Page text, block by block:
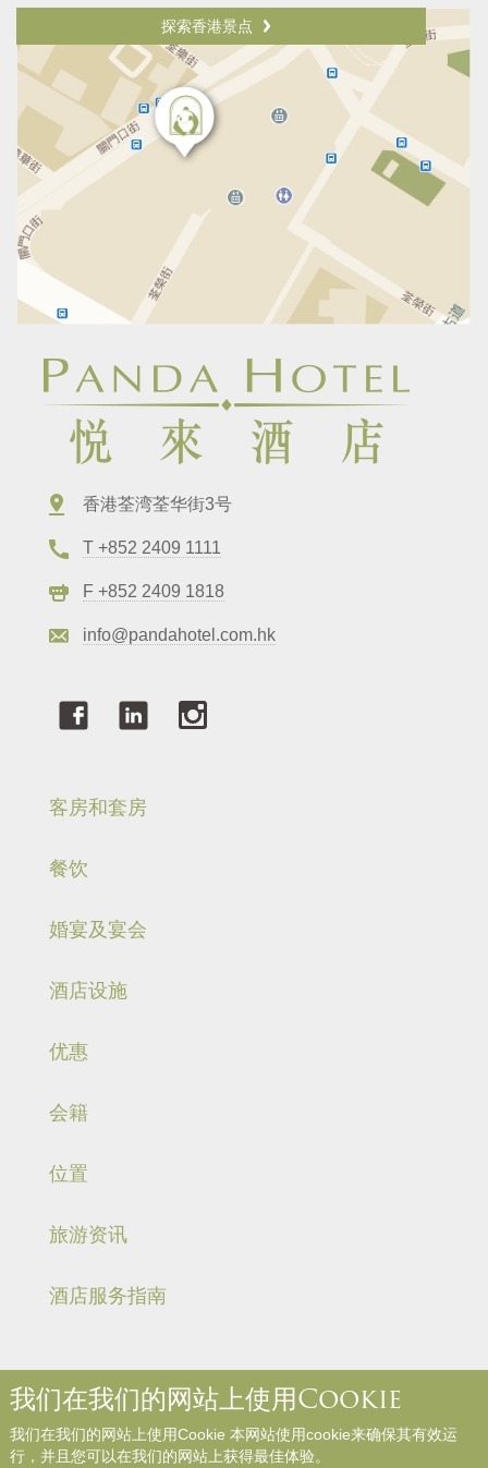
探索香港景点
香港荃湾荃华街3号
T +852 2409 1111
F +852 2409 1818
info@pandahotel.com.hk
客房和套房
餐饮
婚宴及宴会
酒店设施
优惠
会籍
位置
旅游资讯
酒店服务指南
网站地图 参与评论
我们在我们的网站上使用Cookie
我们在我们的网站上使用Cookie 本网站使用cookie来确保其有效运
行，并且您可以在我们的网站上获得最佳体验。